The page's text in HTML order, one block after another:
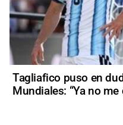
Tagliafico puso en
Mundiales: “Ya no me